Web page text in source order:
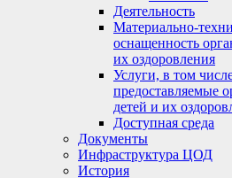
Деятельность
Материально-
оснащенность
их оздоровления
Услуги, в том
предоставляемые
детей и их
Доступная среда
Документы
Инфраструктура ЦОД
История